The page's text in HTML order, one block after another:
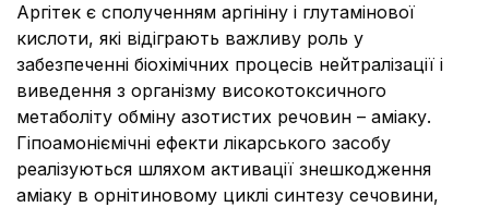
Аргітек є сполученням аргініну і глутамінової
кислоти, які відіграють важливу роль у
забезпеченні біохімічних процесів нейтралізації і
виведення з організму високотоксичного
метаболіту обміну азотистих речовин – аміаку.
Гіпоамоніємічні ефекти лікарського засобу
реалізуються шляхом активації знешкодження
аміаку в орнітиновому циклі синтезу сечовини,